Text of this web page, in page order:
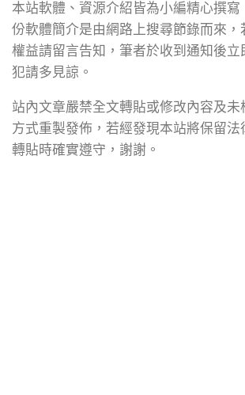
本站軟體、資源介紹皆為小編精心撰寫
份軟體簡介是由網路上搜尋節錄而來，
權益請留言告知，筆者於收到通知後立
犯請多見諒。
站內文章嚴禁全文轉貼或修改內容及未
方式重製發佈，若經發現本站將保留法
轉貼時確實遵守，謝謝。